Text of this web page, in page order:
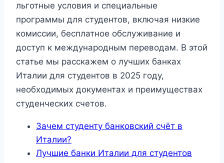
льготные условия и специальные
программы для студентов, включая низкие
комиссии, бесплатное обслуживание и
доступ к международным переводам. В этой
статье мы расскажем о лучших банках
Италии для студентов в 2025 году,
необходимых документах и преимуществах
студенческих счетов.
Зачем студенту банковский счёт в
Италии?
Лучшие банки Италии для студентов